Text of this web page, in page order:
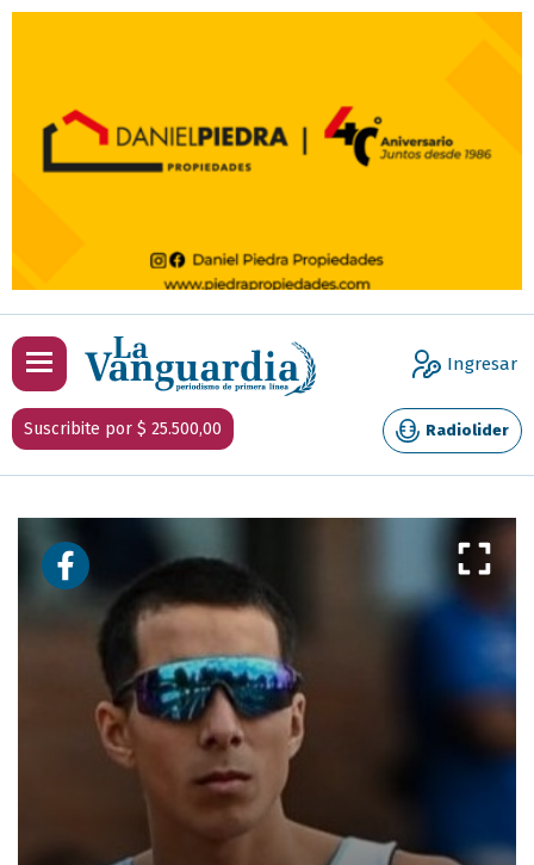
Ingresar
Suscribite por $ 25.500,00 Radiolider